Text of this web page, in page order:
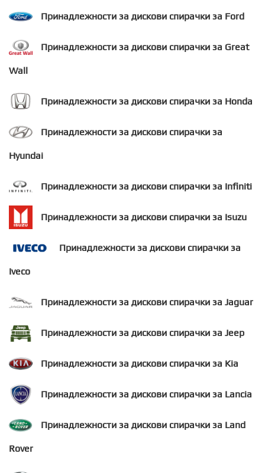
Принадлежности за дискови спирачки за Ford
Принадлежности за дискови спирачки за Great
Wall
Принадлежности за дискови спирачки за Honda
Принадлежности за дискови спирачки за
Hyundai
Принадлежности за дискови спирачки за Infiniti
Принадлежности за дискови спирачки за Isuzu
Принадлежности за дискови спирачки за
Iveco
Принадлежности за дискови спирачки за Jaguar
Принадлежности за дискови спирачки за Jeep
Принадлежности за дискови спирачки за Kia
Принадлежности за дискови спирачки за Lancia
Принадлежности за дискови спирачки за Land
Rover